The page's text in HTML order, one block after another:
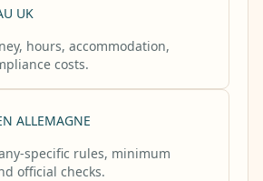
UK
hours, accommodation,
costs.
ALLEMAGNE
specific rules, minimum
official checks.